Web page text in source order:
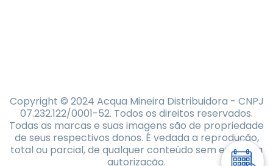
Copyright © 2024 Acqua Mineira Distribuidora - CNPJ
07.232.122/0001-52. Todos os direitos reservados.
Todas as marcas e suas imagens são de propriedade
de seus respectivos donos. É vedada a reprodução,
total ou parcial, de qualquer conteúdo sem expressa
autorização.